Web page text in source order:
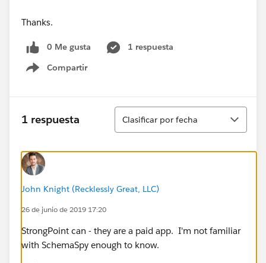
Thanks.
0 Me gusta
1 respuesta
Compartir
Show menu
1 respuesta
Ordenar
Clasificar por fecha
John Knight (Recklessly Great, LLC)
26 de junio de 2019 17:20
StrongPoint can - they are a paid app. I'm not familiar
with SchemaSpy enough to know.